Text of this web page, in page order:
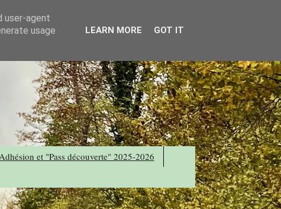
et "Pass découverte" 2025-2026
user-agent
usage
LEARN MORE GOT IT